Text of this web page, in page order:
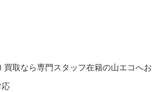
取なら専門スタッフ在籍の山エコへお
応